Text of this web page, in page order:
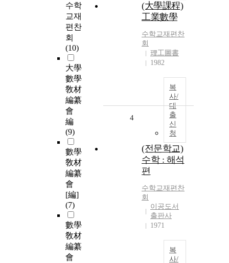
수학
교재
편찬
회
(10)
大學
數學
敎材
編纂
會
編
(9)
數學
敎材
編纂
會
[編]
(7)
數學
敎材
編纂
會
(大學課程)
工業數學
수학교재편찬
회
理工圖書
1982
복
사/
대
출
신
청
4
(전문학교)
수학 : 해석
편
수학교재편찬
회
이공도서
출판사
1971
복
사/